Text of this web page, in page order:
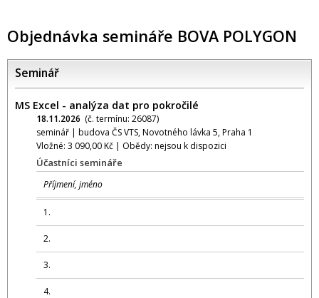
Objednávka semináře BOVA POLYGON
Seminář
MS Excel - analýza dat pro pokročilé
18.11.2026 (č. termínu: 26087)
seminář | budova ČS VTS, Novotného lávka 5, Praha 1
Vložné: 3 090,00 Kč | Obědy: nejsou k dispozici
Účastníci semináře
Příjmení, jméno
1.
2.
3.
4.